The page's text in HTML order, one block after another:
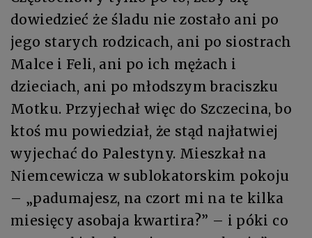
dowiedzieć że śladu nie zostało ani po
jego starych rodzicach, ani po siostrach
Malce i Feli, ani po ich mężach i
dzieciach, ani po młodszym braciszku
Motku. Przyjechał więc do Szczecina, bo
ktoś mu powiedział, że stąd najłatwiej
wyjechać do Palestyny. Mieszkał na
Niemcewicza w sublokatorskim pokoju
– „padumajesz, na czort mi na te kilka
miesięcy asobaja kwartira?” – i póki co